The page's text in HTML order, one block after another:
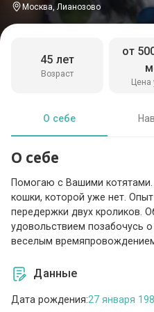
Москва, Лианозово
Возраст
45 лет
Цена
от
О себе
О себе
Помогаю с Вашими
кошки, которой уже нет.
передержки двух кроликов.
удовольствием позабочусь
веселым
Данные
Дата рождения:27 января